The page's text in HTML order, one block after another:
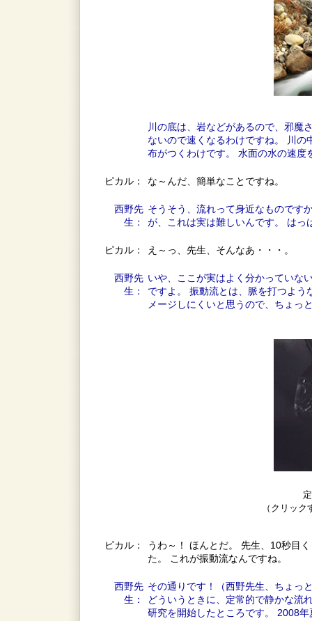
川の底は、岩などがあるので、邪魔
ないので速くなるわけですね。 川
布がつくわけです。 水面の水の速度
ピカル： な～んだ、簡単なことですね。
西野先
生：
そうそう、流れって身近なものです
が、これは実は難しいんです。 はっ
ピカル： え～っ、先生、そんなあ・・・。
西野先
生：
いや、ここが実はよく分かっていな
ですよ。 振動流とは、脈を打つよ
メージしにくいと思うので、ちょっ
（クリッ
ピカル：
うわ～！ ほんとだ。 先生、10秒目
た。 これが振動流なんですね。
西野先
生：
その通りです！（西野先生、ちょっ
どういうときに、定常的で静かな流
研究を開始したところです。 2008